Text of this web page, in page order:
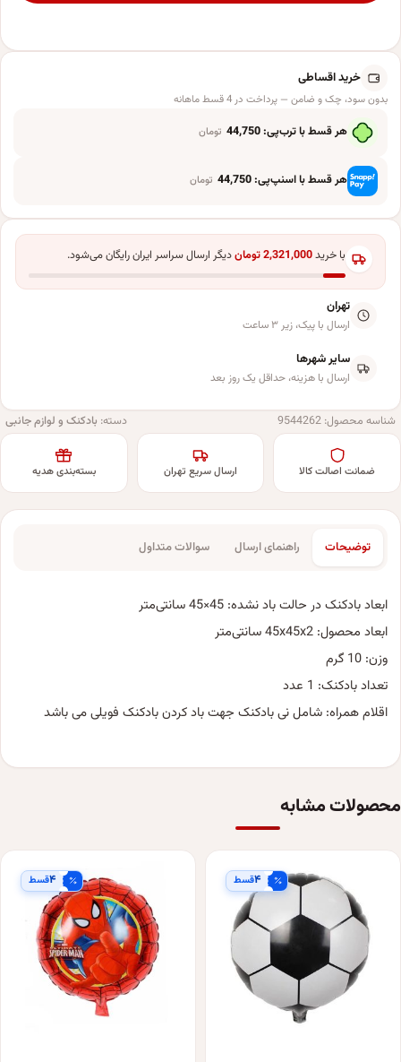
خرید اقساطی
بدون سود، چک و ضامن — پرداخت در 4 قسط ماهانه
هر قسط با ترب‌پی:44,750 تومان
هر قسط با اسنپ‌پی:44,750 تومان
با خرید2,321,000توماندیگر ارسال سراسر ایران رایگان می‌شود.
تهران
ارسال با پیک، زیر ۳ ساعت
سایر شهرها
ارسال با هزینه، حداقل یک روز بعد
شناسه محصول: 9544262 دسته: بادکنک و لوازم جانبی
ضمانت اصالت کالا ارسال سریع تهران بسته‌بندی هدیه
توضیحات راهنمای ارسال سوالات متداول
ابعاد بادکنک در حالت باد نشده: 45×45 سانتی‌متر
ابعاد محصول: 45x45x2 سانتی‌متر
وزن: 10 گرم
تعداد بادکنک: 1 عدد
اقلام همراه: شامل نی بادکنک جهت باد کردن بادکنک فویلی می باشد
محصولات مشابه
۴قسط ۴قسط